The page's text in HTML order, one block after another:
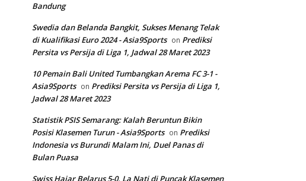
Bandung
Swedia dan Belanda Bangkit, Sukses Menang Telak
di Kualifikasi Euro 2024 - Asia9Sports on Prediksi
Persita vs Persija di Liga 1, Jadwal 28 Maret 2023
10 Pemain Bali United Tumbangkan Arema FC 3-1 -
Asia9Sports on Prediksi Persita vs Persija di Liga 1,
Jadwal 28 Maret 2023
Statistik PSIS Semarang: Kalah Beruntun Bikin
Posisi Klasemen Turun - Asia9Sports on Prediksi
Indonesia vs Burundi Malam Ini, Duel Panas di
Bulan Puasa
Swiss Hajar Belarus 5-0, La Nati di Puncak Klasemen